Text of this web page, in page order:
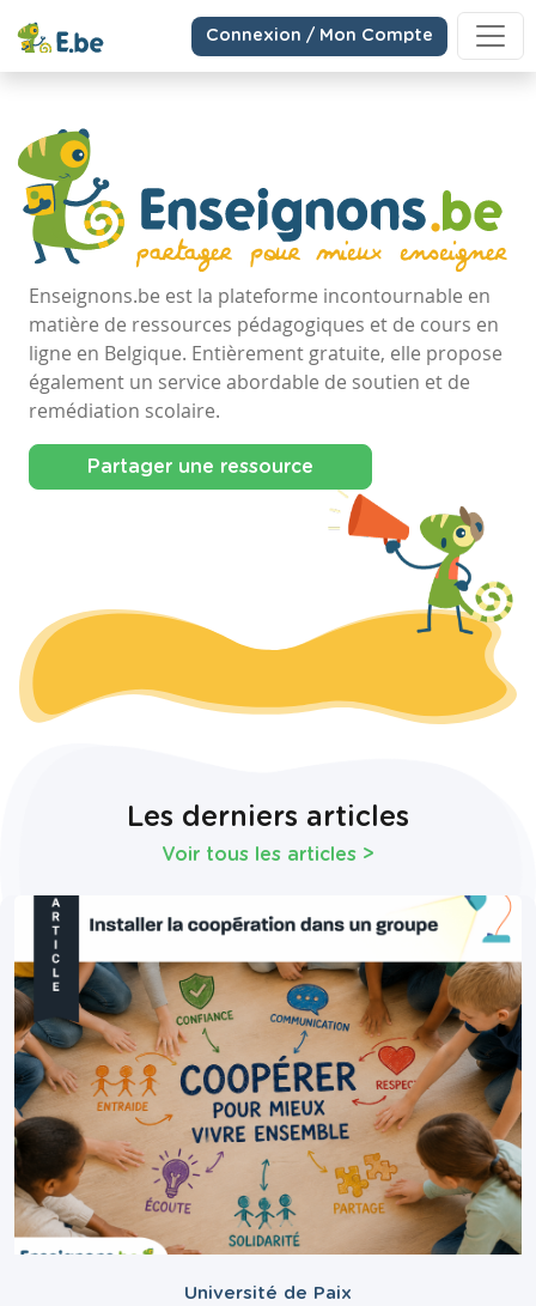
Connexion / Mon Compte
Enseignons.be est la plateforme incontournable en
matière de ressources pédagogiques et de cours en
ligne en Belgique. Entièrement gratuite, elle propose
également un service abordable de soutien et de
remédiation scolaire.
Partager une ressource
Les derniers articles
Voir tous les articles >
Université de Paix